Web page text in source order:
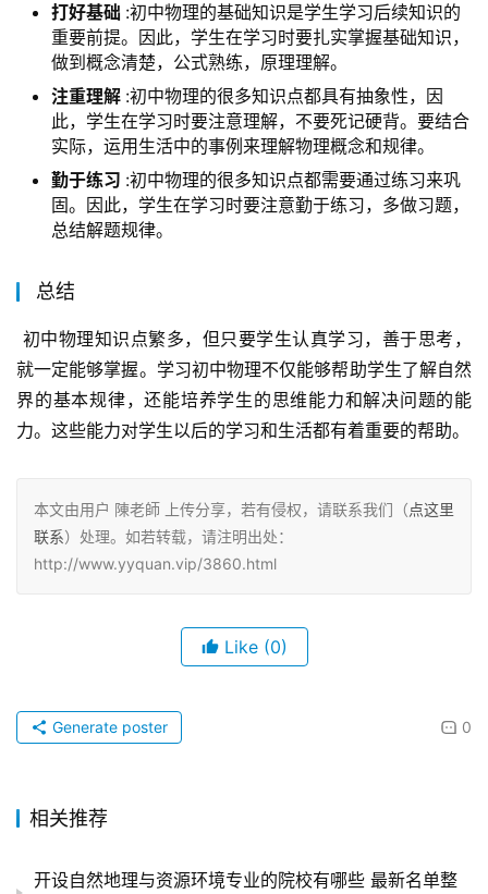
打好基础 :初中物理的基础知识是学生学习后续知识的
重要前提。因此，学生在学习时要扎实掌握基础知识，
做到概念清楚，公式熟练，原理理解。
注重理解 :初中物理的很多知识点都具有抽象性，因
此，学生在学习时要注意理解，不要死记硬背。要结合
实际，运用生活中的事例来理解物理概念和规律。
勤于练习 :初中物理的很多知识点都需要通过练习来巩
固。因此，学生在学习时要注意勤于练习，多做习题，
总结解题规律。
总结
就一定能够掌握。学习初中物理不仅能够帮助学生了解自然
界的基本规律，还能培养学生的思维能力和解决问题的能
力。这些能力对学生以后的学习和生活都有着重要的帮助。
本文由用户 陳老師 上传分享，若有侵权，请联系我们（点这里
联系）处理。如若转载，请注明出处：
http://www.yyquan.vip/3860.html
Like (0)
0
Generate poster
相关推荐
开设自然地理与资源环境专业的院校有哪些 最新名单整